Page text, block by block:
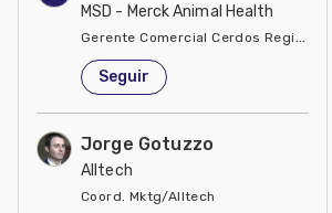
MSD - Merck Animal Health
Gerente Comercial Cerdos Región Sur
Estados Unidos de América
Seguir
Jorge Gotuzzo
Alltech
Coord. Mktg/Alltech